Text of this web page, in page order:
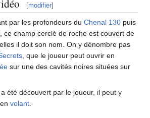
[modifier]
par les profondeurs du Chenal 130 puis
ce champ cerclé de roche est couvert de
il doit son nom. On y dénombre pas
, que le joueur peut ouvrir en
sur une des cavités noires situées sur
été découvert par le joueur, il peut y
volant